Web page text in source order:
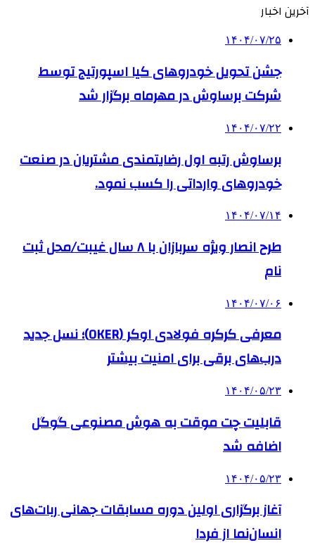
آخرین اخبار
۱۴۰۴/۰۷/۲۵
جشن تحویل خودروهای کیا اسپورتیج توسط
شرکت برساوش در مهرماه برگزار شد
۱۴۰۴/۰۷/۲۲
برساوش رتبه اول رضایتمندی مشتریان در صنعت
خودروهای وارداتی را کسب نمود.
۱۴۰۴/۰۷/۱۴
طرح انصار ویژه سربازان با ۸ سال غیبت/محل ثبت
نام
۱۴۰۴/۰۷/۰۶
معرفی کرکره فولادی اوکر (OKER)؛ نسل جدید
درب‌های برقی برای امنیت بیشتر
۱۴۰۴/۰۵/۲۳
قابلیت چت موقت به هوش مصنوعی گوگل
اضافه شد
۱۴۰۴/۰۵/۲۳
آغاز برگزاری اولین دوره مسابقات جهانی ربات‌های
انسان‌نما از فردا